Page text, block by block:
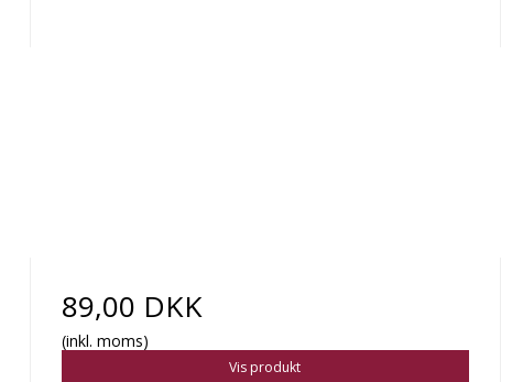
89,00 DKK
(inkl. moms)
Vis produkt